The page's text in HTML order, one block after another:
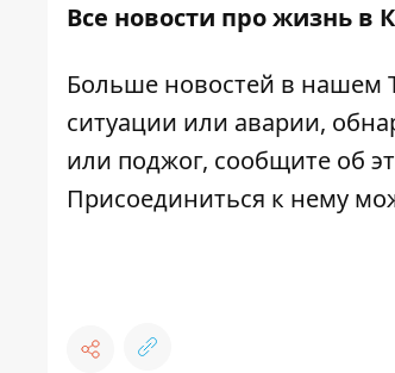
Все новости про жизнь в
Больше новостей в нашем
ситуации или аварии,
или поджог, сообщите об
Присоединиться к нему